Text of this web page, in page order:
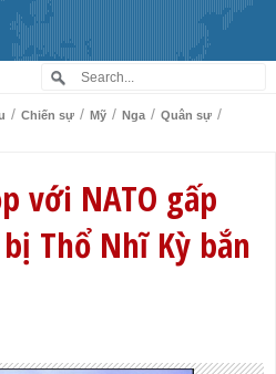
/ Chiến sự / Mỹ / Nga / Quân sự /
với NATO gấp
Thổ Nhĩ Kỳ bắn